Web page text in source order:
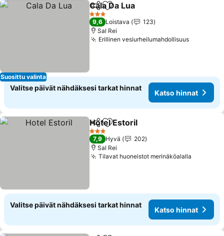
Suosittu valinta
Jaa Lisää suosikkeihin
Cala Da Lua
3 Tähtiluokitus
9,6 Loistava
123
Sal Rei
Erillinen vesiurheilumahdollisuusKatso
Valitse päivät nähdäksesi tarkat hinnat
Katso hinnat
Jaa Lisää suosikkeihin
Hotel Estoril
3 Tähtiluokitus
7,9 Hyvä
202
Sal Rei
Tilavat huoneistot merinäköalalla
Valitse päivät nähdäksesi tarkat hinnat
Katso hinnat